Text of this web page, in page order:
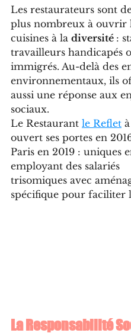
Les restaurateurs sont
plus nombreux à ouvrir
cuisines à la diversité :
travailleurs handicapés
immigrés. Au-delà des
environnementaux, ils
aussi une réponse aux
sociaux.
Le Restaurant le Reflet
ouvert ses portes en
Paris en 2019 : uniques
employant des salariés
trisomiques avec
spécifique pour faciliter
La Responsabilité